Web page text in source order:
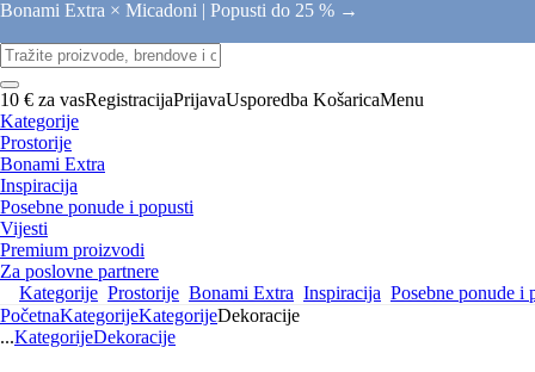
Bonami Extra × Micadoni | Popusti do 25 % →
10 € za vasRegistracijaPrijavaUsporedba KošaricaMenu
Kategorije
Prostorije
Bonami Extra
Inspiracija
Posebne ponude i popusti
Vijesti
Premium proizvodi
Za poslovne partnere
Kategorije Prostorije Bonami Extra Inspiracija Posebne ponude i
PočetnaKategorijeKategorijeDekoracije
...KategorijeDekoracije